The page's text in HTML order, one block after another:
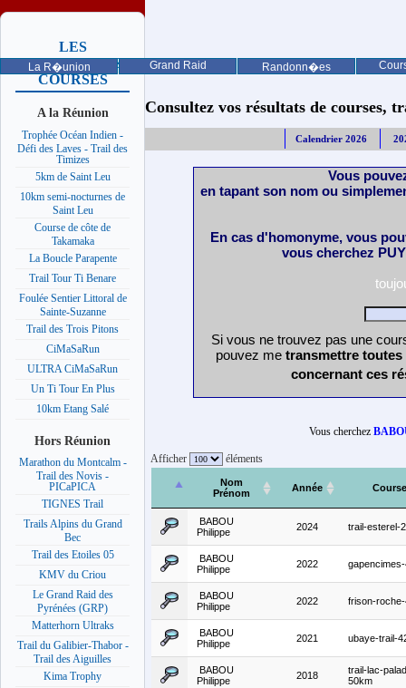
La R�union Grand Raid Randonn�es
LES
PROCHAINES
COURSES
A la Réunion
Trophée Océan Indien -
Défi des Laves - Trail des
Timizes
5km de Saint Leu
10km semi-nocturnes de
Saint Leu
Course de côte de
Takamaka
La Boucle Parapente
Trail Tour Ti Benare
Foulée Sentier Littoral de
Sainte-Suzanne
Trail des Trois Pitons
CiMaSaRun
ULTRA CiMaSaRun
Un Ti Tour En Plus
10km Etang Salé
Hors Réunion
Marathon du Montcalm -
Trail des Novis -
PICaPICA
TIGNES Trail
Trails Alpins du Grand
Bec
Trail des Etoiles 05
KMV du Criou
Le Grand Raid des
Pyrénées (GRP)
Matterhorn Ultraks
Trail du Galibier-Thabor -
Trail des Aiguilles
Kima Trophy
Consultez vos résultats de courses,
Calendrier 2026
Vous
en tapant son nom ou
En cas d'homonyme, vous
vous cherchez
Si vous ne trouvez pas une
pouvez me transmettre
concernant ces
Vous cherchez
Afficher éléments
Nom
Prénom
Année Course
BABOU
Philippe
2024 trail-esterel-
BABOU
Philippe
2022
BABOU
Philippe
2022 frison-
BABOU
Philippe
2021 ubaye-trail-
BABOU
Philippe
2018
trail-lac-
50km